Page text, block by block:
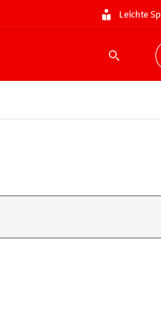
Leichte
Suche